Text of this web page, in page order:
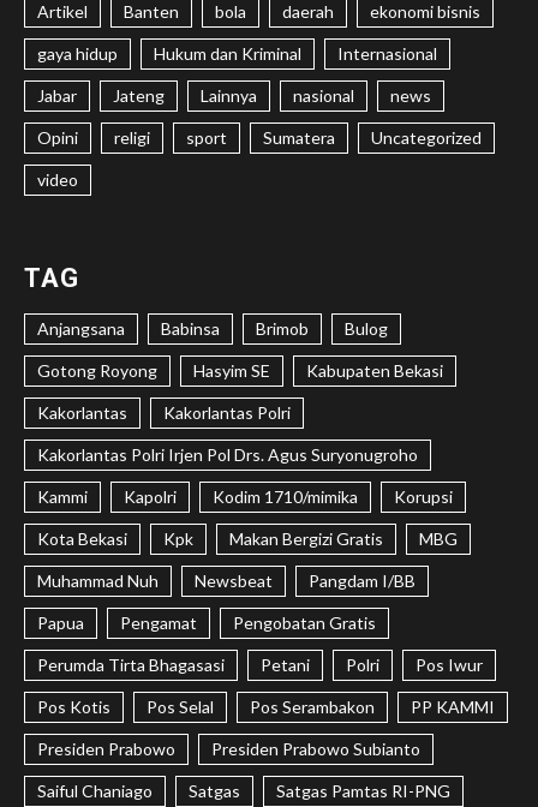
Artikel Banten bola daerah ekonomi bisnis
gaya hidup Hukum dan Kriminal Internasional
Jabar Jateng Lainnya nasional news
Opini religi sport Sumatera Uncategorized
video
TAG
Anjangsana Babinsa Brimob Bulog
Gotong Royong Hasyim SE Kabupaten Bekasi
Kakorlantas Kakorlantas Polri
Kakorlantas Polri Irjen Pol Drs. Agus Suryonugroho
Kammi Kapolri Kodim 1710/mimika Korupsi
Kota Bekasi Kpk Makan Bergizi Gratis MBG
Muhammad Nuh Newsbeat Pangdam I/BB
Papua Pengamat Pengobatan Gratis
Perumda Tirta Bhagasasi Petani Polri Pos Iwur
Pos Kotis Pos Selal Pos Serambakon PP KAMMI
Presiden Prabowo Presiden Prabowo Subianto
Saiful Chaniago Satgas Satgas Pamtas RI-PNG